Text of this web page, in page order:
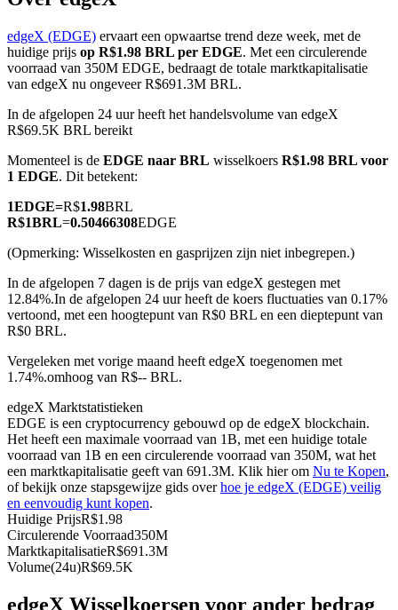
COIN-M-futures
Cryptocurrency-futures
TradFi
Derivaten voor aandelen, forex, edelmetalen en grondstoffen
Futures met USDC als onderpand
Kopiëren Handel
edgeX (EDGE) ervaart een opwaartse trend deze week, met de
huidige prijs op R$1.98 BRL per EDGE. Met een circulerende
voorraad van 350M EDGE, bedraagt de totale marktkapitalisatie
van edgeX nu ongeveer R$691.3M BRL.
In de afgelopen 24 uur heeft het handelsvolume van edgeX
R$69.5K BRL bereikt
Momenteel is de EDGE naar BRL wisselkoers R$1.98 BRL voor
1 EDGE. Dit betekent:
1EDGE=R$1.98BRL
R$1BRL=0.50466308EDGE
(Opmerking: Wisselkosten en gasprijzen zijn niet inbegrepen.)
In de afgelopen 7 dagen is de prijs van edgeX gestegen met
12.84%.In de afgelopen 24 uur heeft de koers fluctuaties van 0.17%
vertoond, met een hoogtepunt van R$0 BRL en een dieptepunt van
R$0 BRL.
Vergeleken met vorige maand heeft edgeX toegenomen met
1.74%.omhoog van R$-- BRL.
edgeX Marktstatistieken
EDGE is een cryptocurrency gebouwd op de edgeX blockchain.
Het heeft een maximale voorraad van 1B, met een huidige totale
voorraad van 1B en een circulerende voorraad van 350M, wat het
een marktkapitalisatie geeft van 691.3M. Klik hier om Nu te Kopen,
of bekijk onze stapsgewijze gids overhoe je edgeX (EDGE) veilig
en eenvoudig kunt kopen.
Huidige PrijsR$1.98
Circulerende Voorraad350M
MarktkapitalisatieR$691.3M
Volume(24u)R$69.5K
edgeX Wisselkoersen voor ander bedrag